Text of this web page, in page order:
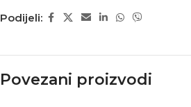
Podijeli:
Povezani proizvodi